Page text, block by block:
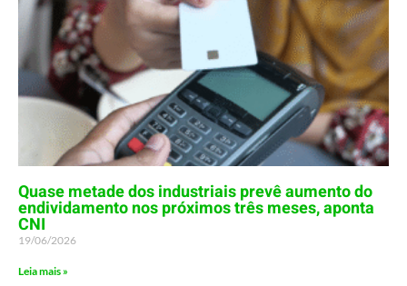
Quase metade dos industriais prevê aumento do
endividamento nos próximos três meses, aponta
CNI
19/06/2026
Leia mais »